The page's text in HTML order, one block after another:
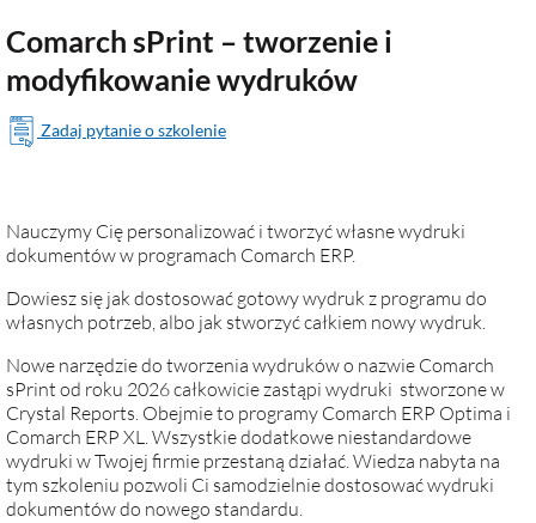
Comarch sPrint – tworzenie i
modyfikowanie wydruków
Zadaj pytanie o szkolenie
Nauczymy Cię personalizować i tworzyć własne wydruki
dokumentów w programach Comarch ERP.
Dowiesz się jak dostosować gotowy wydruk z programu do
własnych potrzeb, albo jak stworzyć całkiem nowy wydruk.
Nowe narzędzie do tworzenia wydruków o nazwie Comarch
sPrint od roku 2026 całkowicie zastąpi wydruki stworzone w
Crystal Reports. Obejmie to programy Comarch ERP Optima i
Comarch ERP XL. Wszystkie dodatkowe niestandardowe
wydruki w Twojej firmie przestaną działać. Wiedza nabyta na
tym szkoleniu pozwoli Ci samodzielnie dostosować wydruki
dokumentów do nowego standardu.